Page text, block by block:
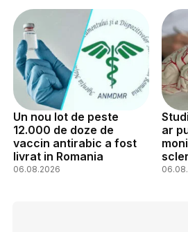
Un nou lot de peste
12.000 de doze de
vaccin antirabic a fost
livrat in Romania
06.08.2026
ar